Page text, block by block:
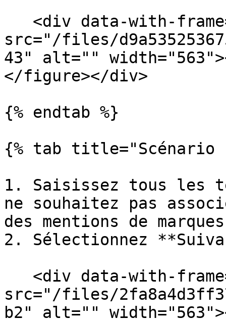
src="/files/
43" alt=""
</figure></div>
{% endtab %}
{% tab title="Scénario :
1. Saisissez tous les
ne souhaitez pas
des mentions de
2. Sélectionnez
src="/files/
b2" alt=""